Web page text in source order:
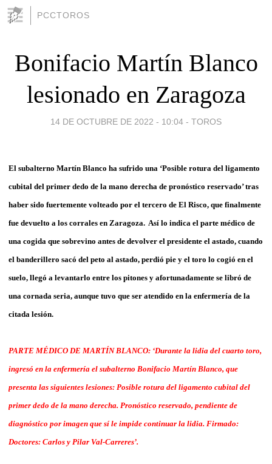
PCCTOROS
Bonifacio Martín Blanco
lesionado en Zaragoza
14 DE OCTUBRE DE 2022 - 10:04 - TOROS
El subalterno Martín Blanco ha sufrido una ‘Posible rotura del ligamento
cubital del primer dedo de la mano derecha de pronóstico reservado’ tras
haber sido fuertemente volteado por el tercero de El Risco, que finalmente
fue devuelto a los corrales en Zaragoza. Así lo indica el parte médico de
una cogida que sobrevino antes de devolver el presidente el astado, cuando
el banderillero sacó del peto al astado, perdió pie y el toro lo cogió en el
suelo, llegó a levantarlo entre los pitones y afortunadamente se libró de
una cornada seria, aunque tuvo que ser atendido en la enfermería de la
citada lesión.
PARTE MÉDICO DE MARTÍN BLANCO: ‘Durante la lidia del cuarto toro,
ingresó en la enfermería el subalterno Bonifacio Martín Blanco, que
presenta las siguientes lesiones: Posible rotura del ligamento cubital del
primer dedo de la mano derecha. Pronóstico reservado, pendiente de
diagnóstico por imagen que sí le impide continuar la lidia. Firmado:
Doctores: Carlos y Pilar Val-Carreres’.